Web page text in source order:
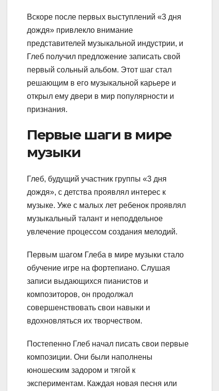
Вскоре после первых выступлений «3 дня
дождя» привлекло внимание
представителей музыкальной индустрии, и
Глеб получил предложение записать свой
первый сольный альбом. Этот шаг стал
решающим в его музыкальной карьере и
открыл ему двери в мир популярности и
признания.
Первые шаги в мире
музыки
Глеб, будущий участник группы «3 дня
дождя», с детства проявлял интерес к
музыке. Уже с малых лет ребенок проявлял
музыкальный талант и неподдельное
увлечение процессом создания мелодий.
Первым шагом Глеба в мире музыки стало
обучение игре на фортепиано. Слушая
записи выдающихся пианистов и
композиторов, он продолжал
совершенствовать свои навыки и
вдохновляться их творчеством.
Постепенно Глеб начал писать свои первые
композиции. Они были наполнены
юношеским задором и тягой к
экспериментам. Каждая новая песня или